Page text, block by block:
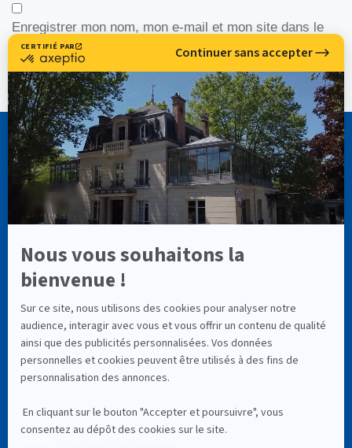
Enregistrer mon nom, mon e-mail et mon site dans le
navigateur pour mon prochain commentaire.
CASSIOPÉE FORMATION
info@cassiopee-formation.com
LIENS UTILES
À Propos
RNCP (Service Public)